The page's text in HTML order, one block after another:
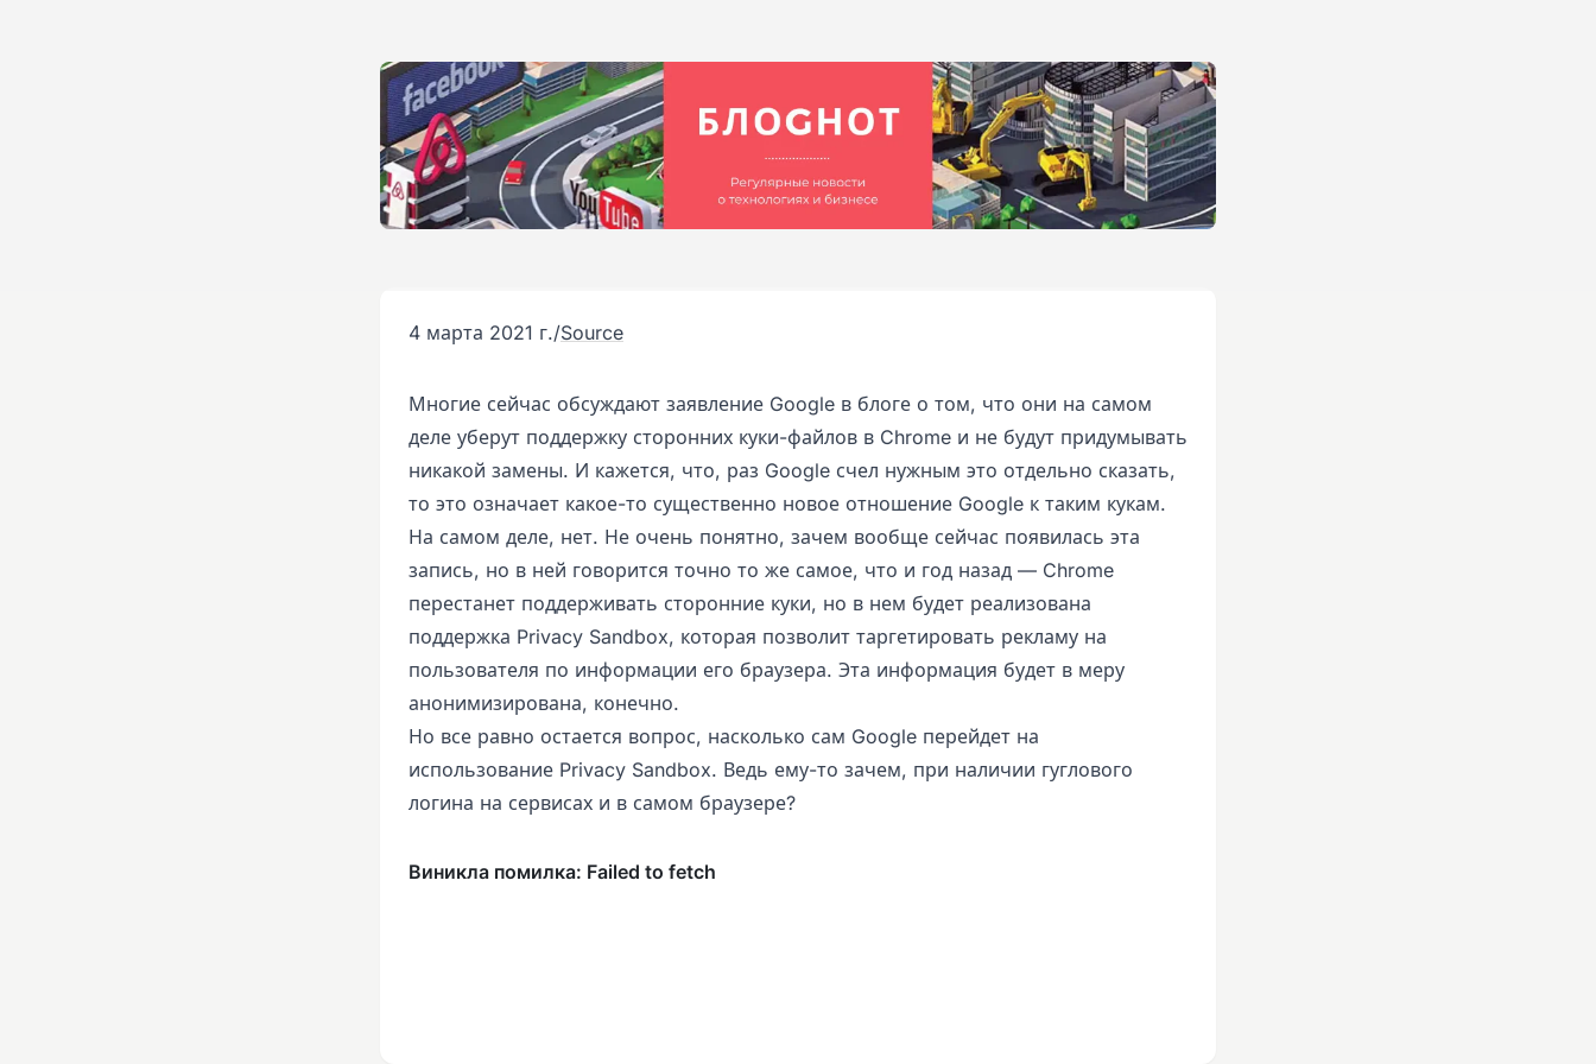
4 марта 2021 г./Source
Многие сейчас обсуждают заявление Google в блоге о том, что они на самом
деле уберут поддержку сторонних куки-файлов в Chrome и не будут придумывать
никакой замены. И кажется, что, раз Google счел нужным это отдельно сказать,
то это означает какое-то существенно новое отношение Google к таким кукам.
На самом деле, нет. Не очень понятно, зачем вообще сейчас появилась эта
запись, но в ней говорится точно то же самое, что и год назад — Chrome
перестанет поддерживать сторонние куки, но в нем будет реализована
поддержка Privacy Sandbox, которая позволит таргетировать рекламу на
пользователя по информации его браузера. Эта информация будет в меру
анонимизирована, конечно.
Но все равно остается вопрос, насколько сам Google перейдет на
использование Privacy Sandbox. Ведь ему-то зачем, при наличии гуглового
логина на сервисах и в самом браузере?